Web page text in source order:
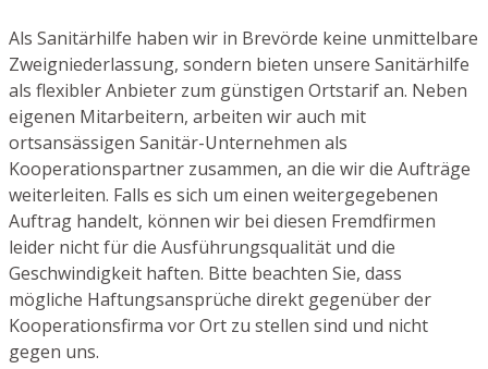
Als Sanitärhilfe haben wir in Brevörde keine unmittelbare
Zweigniederlassung, sondern bieten unsere Sanitärhilfe
als flexibler Anbieter zum günstigen Ortstarif an. Neben
eigenen Mitarbeitern, arbeiten wir auch mit
ortsansässigen Sanitär-Unternehmen als
Kooperationspartner zusammen, an die wir die Aufträge
weiterleiten. Falls es sich um einen weitergegebenen
Auftrag handelt, können wir bei diesen Fremdfirmen
leider nicht für die Ausführungsqualität und die
Geschwindigkeit haften. Bitte beachten Sie, dass
mögliche Haftungsansprüche direkt gegenüber der
Kooperationsfirma vor Ort zu stellen sind und nicht
gegen uns.